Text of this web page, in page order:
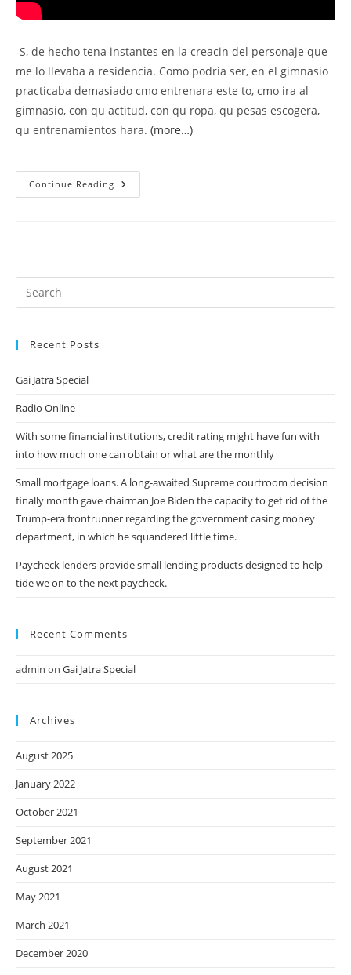
-S, de hecho tena instantes en la creacin del personaje que
me lo llevaba a residencia. Como podria ser, en el gimnasio
practicaba demasiado cmo entrenara este to, cmo ira al
gimnasio, con qu actitud, con qu ropa, qu pesas escogera,
qu entrenamientos hara. (more…)
Continue Reading Miguel
Herrn
Es
Recent Posts
Gai Jatra Special
Radio Online
With some financial institutions, credit rating might have fun with
into how much one can obtain or what are the monthly
Small mortgage loans. A long-awaited Supreme courtroom decision
finally month gave chairman Joe Biden the capacity to get rid of the
Trump-era frontrunner regarding the government casing money
department, in which he squandered little time.
Paycheck lenders provide small lending products designed to help
tide we on to the next paycheck.
Recent Comments
admin on Gai Jatra Special
Archives
August 2025
January 2022
October 2021
September 2021
August 2021
May 2021
March 2021
December 2020